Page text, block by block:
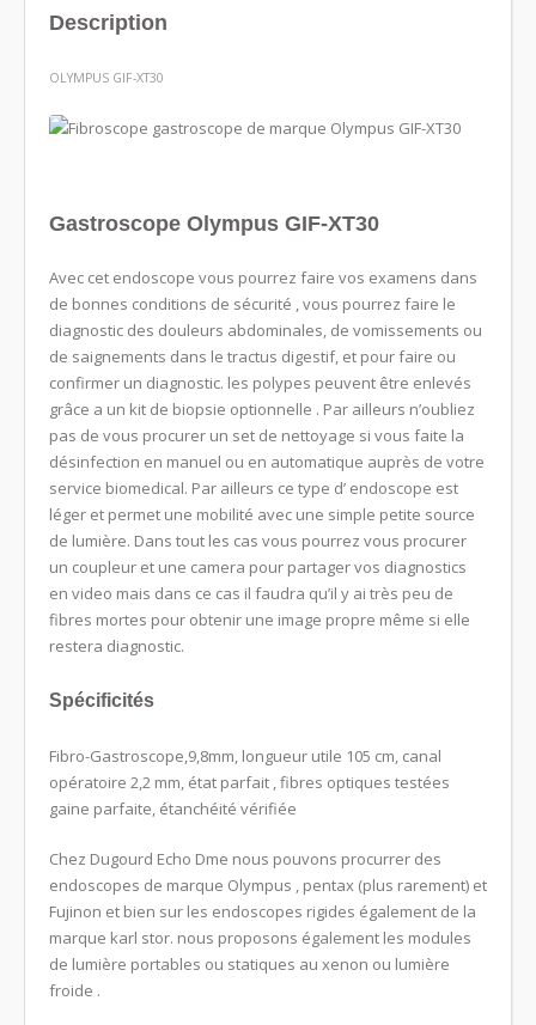
Description
OLYMPUS GIF-XT30
Gastroscope Olympus GIF-XT30
Avec cet endoscope vous pourrez faire vos examens dans
de bonnes conditions de sécurité , vous pourrez faire le
diagnostic des douleurs abdominales, de vomissements ou
de saignements dans le tractus digestif, et pour faire ou
confirmer un diagnostic. les polypes peuvent être enlevés
grâce a un kit de biopsie optionnelle . Par ailleurs n’oubliez
pas de vous procurer un set de nettoyage si vous faite la
désinfection en manuel ou en automatique auprès de votre
service biomedical. Par ailleurs ce type d’ endoscope est
léger et permet une mobilité avec une simple petite source
de lumière. Dans tout les cas vous pourrez vous procurer
un coupleur et une camera pour partager vos diagnostics
en video mais dans ce cas il faudra qu’il y ai très peu de
fibres mortes pour obtenir une image propre même si elle
restera diagnostic.
Spécificités
Fibro-Gastroscope,9,8mm, longueur utile 105 cm, canal
opératoire 2,2 mm, état parfait , fibres optiques testées
gaine parfaite, étanchéité vérifiée
Chez Dugourd Echo Dme nous pouvons procurrer des
endoscopes de marque Olympus , pentax (plus rarement) et
Fujinon et bien sur les endoscopes rigides également de la
marque karl stor. nous proposons également les modules
de lumière portables ou statiques au xenon ou lumière
froide .